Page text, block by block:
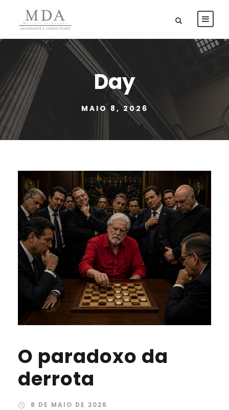
Day
MAIO 8, 2026
O paradoxo da
derrota
8 DE MAIO DE 2026